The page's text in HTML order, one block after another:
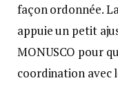
façon ordonnée.
appuie un petit
MONUSCO pour
coordination avec